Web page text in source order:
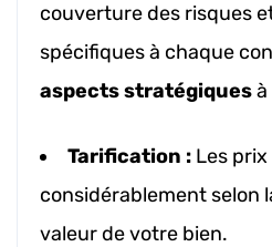
couverture des risques
spécifiques à chaque
aspects stratégiquesà
Tarification : Les
considérablement selon
valeur de votre bien.